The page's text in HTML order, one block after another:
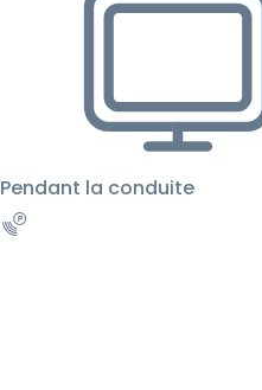
Pendant la conduite